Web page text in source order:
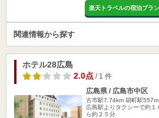
楽天トラベルの宿泊プラ
関連情報から探す
ホテル28広島
2.0点/ 1 件
広島県 / 広島市中区
古市駅7.74km 胡町駅557m
広島駅よりタクシーで約
ら約２５分